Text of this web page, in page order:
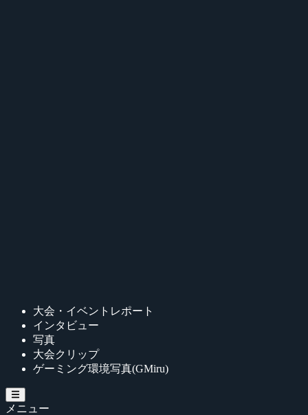
大会・イベントレポート
インタビュー
写真
大会クリップ
ゲーミング環境写真(GMiru)
メニュー